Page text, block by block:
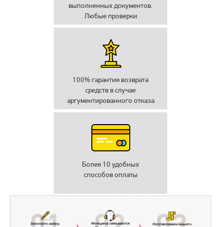
выполненных документов.
Любые проверки
100% гарантия возврата
средств в случае
аргументированного отказа
Более 10 удобных
способов оплаты